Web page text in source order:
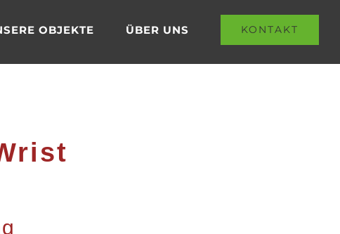
OBJEKTE ÜBER UNS KONTAKT